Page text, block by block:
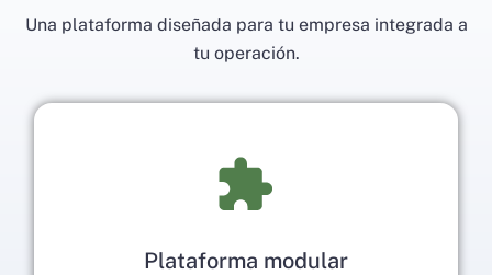
Una plataforma diseñada para tu empresa integrada a
tu operación.
Plataforma modular